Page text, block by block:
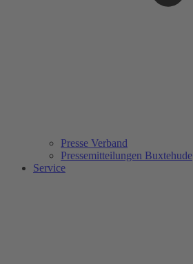
Presse Verband
Pressemitteilungen Buxtehude
Service